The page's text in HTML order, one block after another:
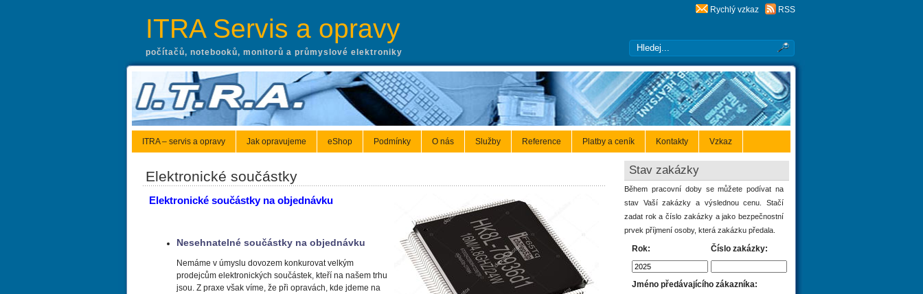
Rychlý vzkaz RSS
ITRA Servis a opravy
počítačů, notebooků, monitorů a průmyslové elektroniky
ITRA – servis a opravy Jak opravujeme eShop Podmínky O nás Služby Reference Platby a ceník Kontakty Vzkaz
Elektronické součástky
Elektronické součástky na objednávku
Nesehnatelné součástky na objednávku
Nemáme v úmyslu dovozem konkurovat velkým
prodejcům elektronických součástek, kteří na našem trhu
jsou. Z praxe však víme, že při opravách, kde jdeme na
Stav zakázky
Během pracovní doby se můžete podívat na
stav Vaší zakázky a výslednou cenu. Stačí
zadat rok a číslo zakázky a jako bezpečnostní
prvek příjmení osoby, která zakázku předala.
Rok: Číslo zakázky:
Jméno předávajícího zákazníka: